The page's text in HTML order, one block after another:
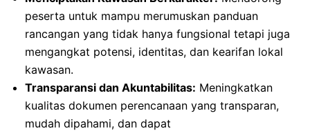
peserta untuk mampu merumuskan panduan
rancangan yang tidak hanya fungsional tetapi juga
mengangkat potensi, identitas, dan kearifan lokal
kawasan.
Transparansi dan Akuntabilitas: Meningkatkan
kualitas dokumen perencanaan yang transparan,
mudah dipahami, dan dapat